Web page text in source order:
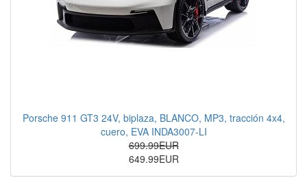
Porsche 911 GT3 24V, biplaza, BLANCO, MP3, tracción 4x4,
cuero, EVA INDA3007-LI
699.99EUR
649.99EUR